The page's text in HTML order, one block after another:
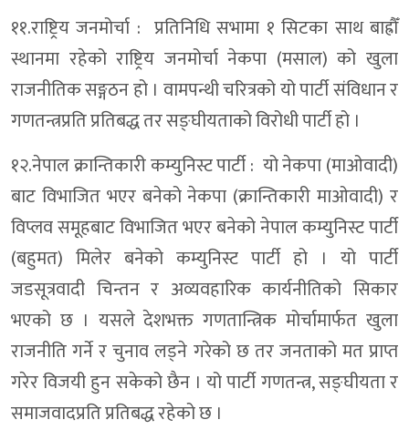
११.राष्ट्रिय जनमोर्चा : प्रतिनिधि सभामा १ सिटका साथ बाह्रौँ
स्थानमा रहेको राष्ट्रिय जनमोर्चा नेकपा (मसाल) को खुला
राजनीतिक सङ्गठन हो । वामपन्थी चरित्रको यो पार्टी संविधान र
गणतन्त्रप्रति प्रतिबद्ध तर सङ्घीयताको विरोधी पार्टी हो ।
१२.नेपाल क्रान्तिकारी कम्युनिस्ट पार्टी : यो नेकपा (माओवादी)
बाट विभाजित भएर बनेको नेकपा (क्रान्तिकारी माओवादी) र
विप्लव समूहबाट विभाजित भएर बनेको नेपाल कम्युनिस्ट पार्टी
(बहुमत) मिलेर बनेको कम्युनिस्ट पार्टी हो । यो पार्टी
जडसूत्रवादी चिन्तन र अव्यवहारिक कार्यनीतिको सिकार
भएको छ । यसले देशभक्त गणतान्त्रिक मोर्चामार्फत खुला
राजनीति गर्ने र चुनाव लड्ने गरेको छ तर जनताको मत प्राप्त
गरेर विजयी हुन सकेको छैन । यो पार्टी गणतन्त्र, सङ्घीयता र
समाजवादप्रति प्रतिबद्ध रहेको छ ।